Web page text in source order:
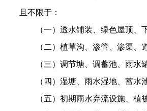
且不限于：
（一）透水铺装、绿色屋顶
（二）植草沟、渗管、渗渠
（三）调节塘、调蓄池、雨水
（四）湿塘、雨水湿地、蓄水
（五）初期雨水弃流设施、